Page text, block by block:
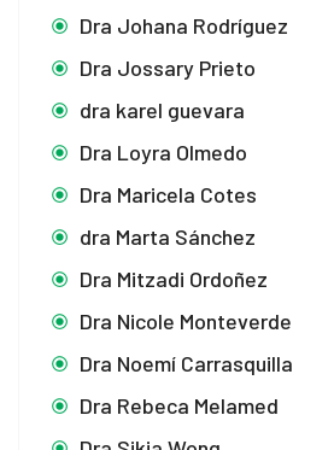
Dra Johana Rodríguez
Dra Jossary Prieto
dra karel guevara
Dra Loyra Olmedo
Dra Maricela Cotes
dra Marta Sánchez
Dra Mitzadi Ordoñez
Dra Nicole Monteverde
Dra Noemí Carrasquilla
Dra Rebeca Melamed